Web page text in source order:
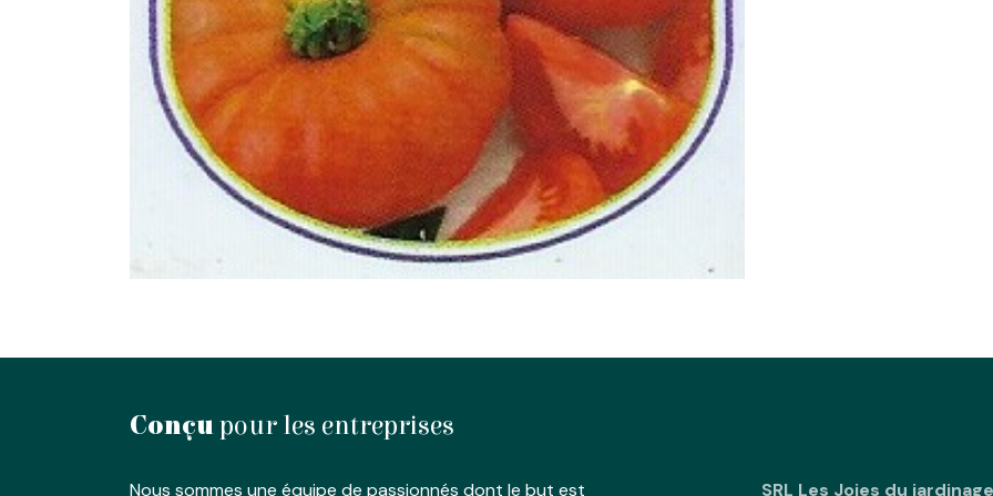
Conçupour les entreprises
Nous sommes une équipe de passionnés dont le but est SRL Les Joies du jardinage